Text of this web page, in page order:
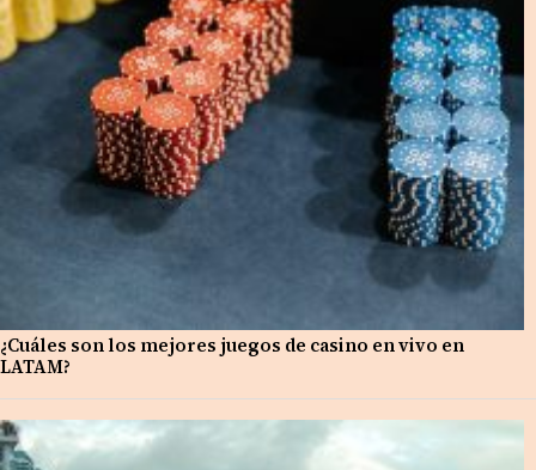
¿Cuáles son los mejores juegos de casino en vivo en
LATAM?